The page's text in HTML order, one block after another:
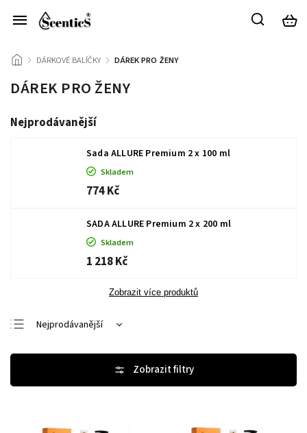
/ DÁRKOVÉ BALÍČKY / DÁREK PRO ŽENY
DÁREK PRO ŽENY
Nejprodávanější
Sada ALLURE Premium 2 x 100 ml
Skladem
774 Kč
SADA ALLURE Premium 2 x 200 ml
Skladem
1 218 Kč
Zobrazit více produktů
Nejprodávanější
Abecedně